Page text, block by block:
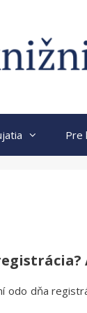
Pre
odo dňa